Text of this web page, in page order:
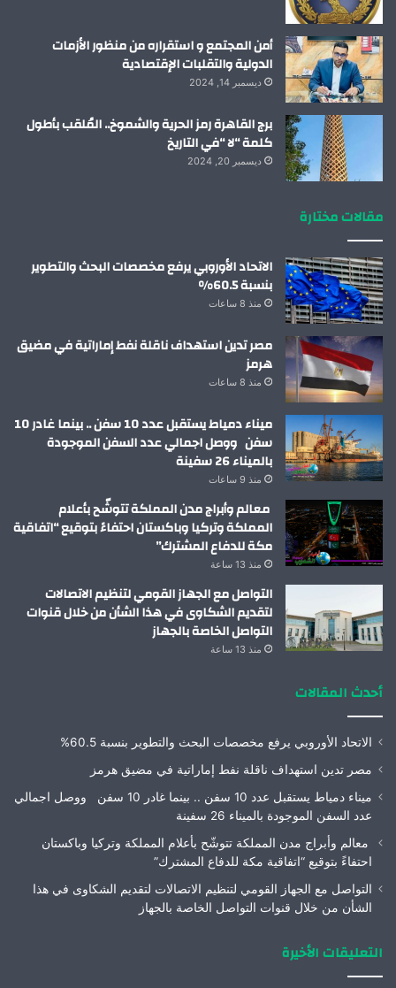
أمن المجتمع و استقراره من منظور الأزمات
الدولية والتقلبات الإقتصادية
ديسمبر 14, 2024
برج القاهرة رمز الحرية والشموخ.. المُلقب بأطول
كلمة “لا “في التاريخ
ديسمبر 20, 2024
مقالات مختارة
الاتحاد الأوروبي يرفع مخصصات البحث والتطوير
بنسبة 60.5%
منذ 8 ساعات
مصر تدين استهداف ناقلة نفط إماراتية في مضيق
هرمز
منذ 8 ساعات
ميناء دمياط يستقبل عدد 10 سفن .. بينما غادر 10
سفن ووصل اجمالي عدد السفن الموجودة
بالميناء 26 سفينة
منذ 9 ساعات
معالم وأبراج مدن المملكة تتوشّح بأعلام
المملكة وتركيا وباكستان احتفاءً بتوقيع “اتفاقية
مكة للدفاع المشترك”
منذ 13 ساعة
التواصل مع الجهاز القومي لتنظيم الاتصالات
لتقديم الشكاوى في هذا الشأن من خلال قنوات
التواصل الخاصة بالجهاز
منذ 13 ساعة
أحدث المقالات
الاتحاد الأوروبي يرفع مخصصات البحث والتطوير بنسبة 60.5%
مصر تدين استهداف ناقلة نفط إماراتية في مضيق هرمز
ميناء دمياط يستقبل عدد 10 سفن .. بينما غادر 10 سفن ووصل اجمالي
عدد السفن الموجودة بالميناء 26 سفينة
معالم وأبراج مدن المملكة تتوشّح بأعلام المملكة وتركيا وباكستان
احتفاءً بتوقيع “اتفاقية مكة للدفاع المشترك”
التواصل مع الجهاز القومي لتنظيم الاتصالات لتقديم الشكاوى في هذا
الشأن من خلال قنوات التواصل الخاصة بالجهاز
التعليقات الأخيرة